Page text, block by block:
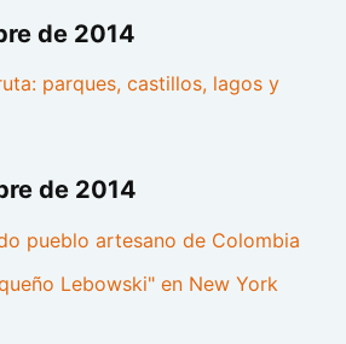
de 2014
parques, castillos, lagos y
de 2014
pueblo artesano de Colombia
Lebowski" en New York